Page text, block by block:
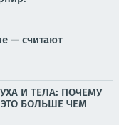
— считают
И ТЕЛА: ПОЧЕМУ
БОЛЬШЕ ЧЕМ